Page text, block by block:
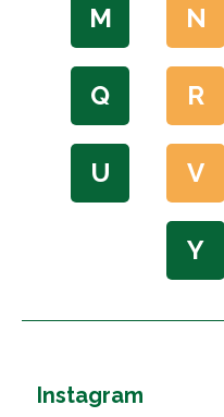
M N
Q R
U V
Y
Instagram